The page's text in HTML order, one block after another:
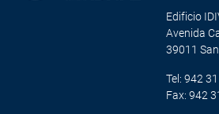
Edificio
Avenida
39011
Tel: 942
Fax: 942